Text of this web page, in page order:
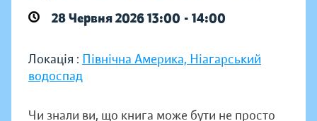
28 Червня 2026 13:00 - 14:00
Локація : Північна Америка, Ніагарський
водоспад
Чи знали ви, що книга може бути не просто